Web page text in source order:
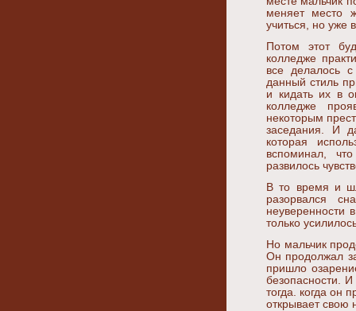
меняет место
учиться, но уже
Потом этот
колледже
все делалось
данный стиль
и кидать их в
колледже
некоторым
заседания. И
которая
вспоминал,
развилось
В то время и
разорвался
неуверенности
только
Но мальчик
Он продолжал
пришло
безопасности.
тогда. когда он
открывает свою